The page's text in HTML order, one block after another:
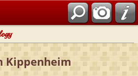
Kippenheim